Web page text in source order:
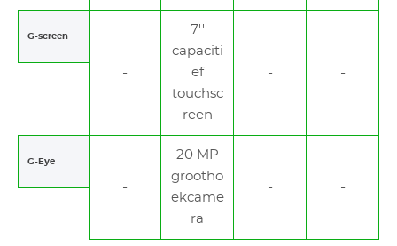
G-screen
7''
capaciti
ef
touchsc
reen
G-Eye
20 MP
grootho
ekcame
ra